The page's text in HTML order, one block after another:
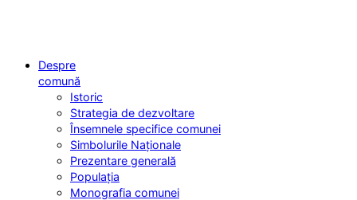
Despre
comună
Istoric
Strategia de dezvoltare
Însemnele specifice comunei
Simbolurile Naționale
Prezentare generală
Populația
Monografia comunei